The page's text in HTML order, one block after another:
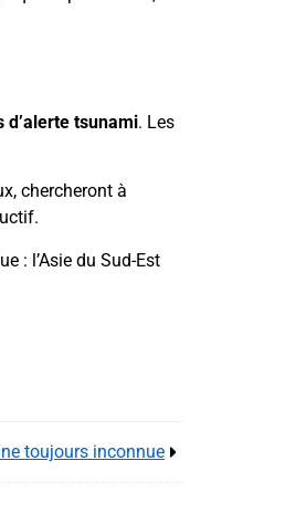
d’alerte tsunami. Les
chercheront à
: l’Asie du Sud-Est
toujours inconnue